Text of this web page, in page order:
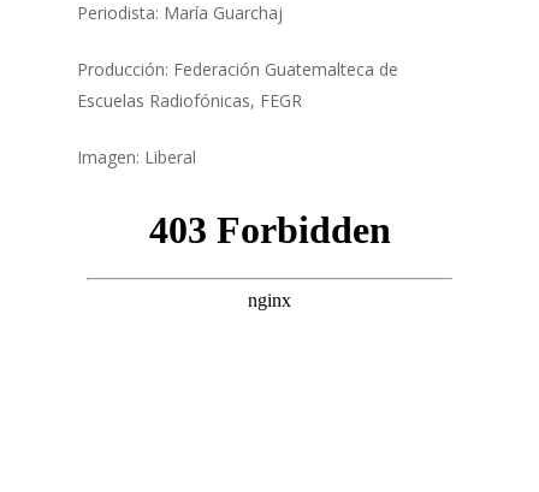
Periodista: María Guarchaj
Producción: Federación Guatemalteca de
Escuelas Radiofónicas, FEGR
Imagen: Liberal